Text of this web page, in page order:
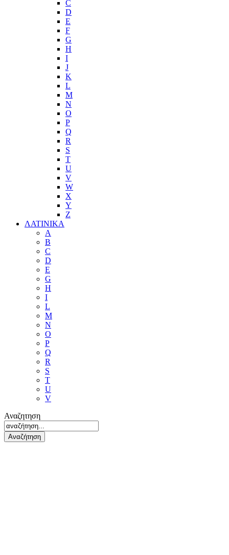
C
D
E
F
G
H
I
J
K
L
M
N
O
P
Q
R
S
T
U
V
W
X
Y
Z
ΛΑΤΙΝΙΚΑ
A
B
C
D
E
G
H
I
L
M
N
O
P
Q
R
S
T
U
V
Αναζητηση